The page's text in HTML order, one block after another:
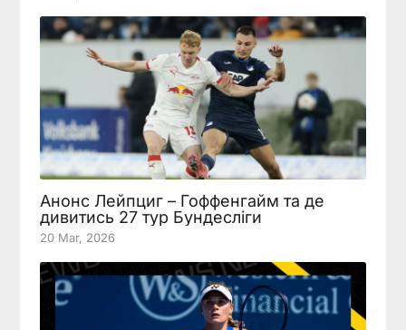
Анонс Лейпциг – Гоффенгайм та де
дивитись 27 тур Бундесліги
20 Mar, 2026